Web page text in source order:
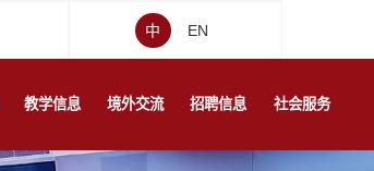
中 EN
教学信息 境外交流 招聘信息 社会服务